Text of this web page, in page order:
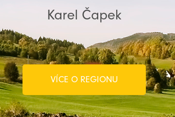
Karel Čapek
VÍCE O REGIONU